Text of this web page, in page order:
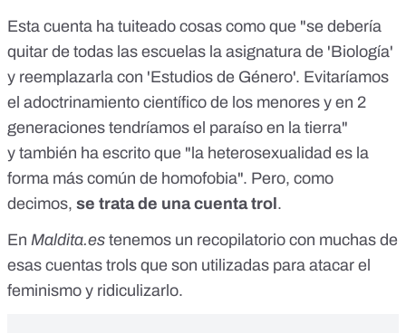
Esta cuenta ha tuiteado cosas como que "se debería
quitar de todas las escuelas la asignatura de 'Biología'
y reemplazarla con 'Estudios de Género'. Evitaríamos
el adoctrinamiento científico de los menores y en 2
generaciones tendríamos el paraíso en la tierra"
y también ha escrito que "la heterosexualidad es la
forma más común de homofobia". Pero, como
decimos, se trata de una cuenta trol.
En Maldita.es tenemos un recopilatorio con muchas de
esas cuentas trols que son utilizadas para atacar el
feminismo y ridiculizarlo.